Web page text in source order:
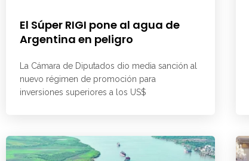
El Súper RIGI pone al agua de
Argentina en peligro
La Cámara de Diputados dio media sanción al
nuevo régimen de promoción para
inversiones superiores a los US$